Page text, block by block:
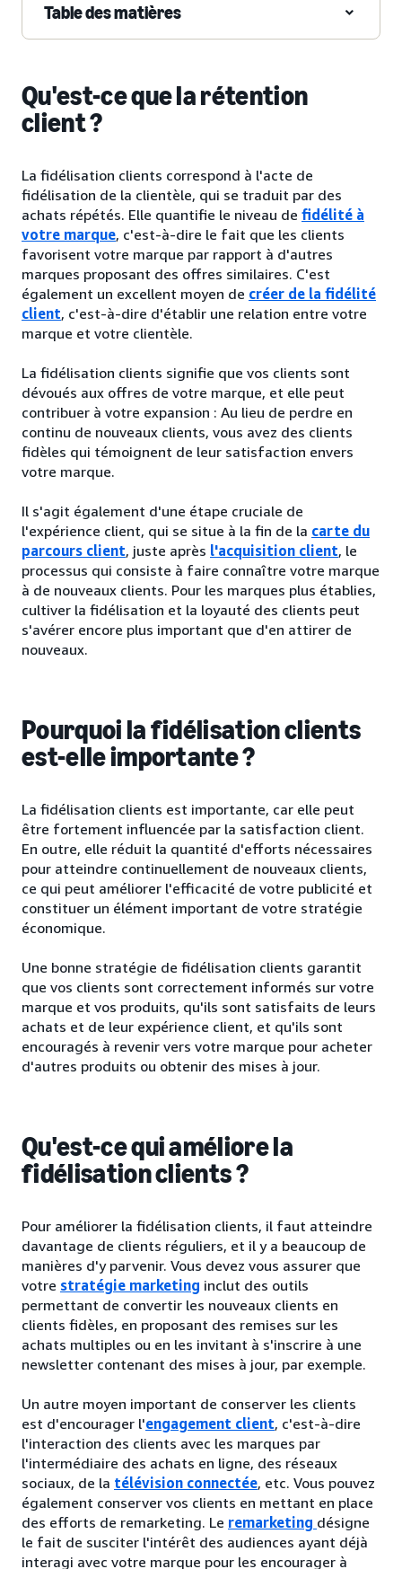
Table des matières
Qu'est-ce que la rétention
client ?
La fidélisation clients correspond à l'acte de
fidélisation de la clientèle, qui se traduit par des
achats répétés. Elle quantifie le niveau de fidélité à
votre marque, c'est-à-dire le fait que les clients
favorisent votre marque par rapport à d'autres
marques proposant des offres similaires. C'est
également un excellent moyen de créer de la fidélité
client, c'est-à-dire d'établir une relation entre votre
marque et votre clientèle.
La fidélisation clients signifie que vos clients sont
dévoués aux offres de votre marque, et elle peut
contribuer à votre expansion : Au lieu de perdre en
continu de nouveaux clients, vous avez des clients
fidèles qui témoignent de leur satisfaction envers
votre marque.
Il s'agit également d'une étape cruciale de
l'expérience client, qui se situe à la fin de la carte du
parcours client, juste après l'acquisition client, le
processus qui consiste à faire connaître votre marque
à de nouveaux clients. Pour les marques plus établies,
cultiver la fidélisation et la loyauté des clients peut
s'avérer encore plus important que d'en attirer de
nouveaux.
Pourquoi la fidélisation clients
est-elle importante ?
La fidélisation clients est importante, car elle peut
être fortement influencée par la satisfaction client.
En outre, elle réduit la quantité d'efforts nécessaires
pour atteindre continuellement de nouveaux clients,
ce qui peut améliorer l'efficacité de votre publicité et
constituer un élément important de votre stratégie
économique.
Une bonne stratégie de fidélisation clients garantit
que vos clients sont correctement informés sur votre
marque et vos produits, qu'ils sont satisfaits de leurs
achats et de leur expérience client, et qu'ils sont
encouragés à revenir vers votre marque pour acheter
d'autres produits ou obtenir des mises à jour.
Qu'est-ce qui améliore la
fidélisation clients ?
Pour améliorer la fidélisation clients, il faut atteindre
davantage de clients réguliers, et il y a beaucoup de
manières d'y parvenir. Vous devez vous assurer que
votre stratégie marketing inclut des outils
permettant de convertir les nouveaux clients en
clients fidèles, en proposant des remises sur les
achats multiples ou en les invitant à s'inscrire à une
newsletter contenant des mises à jour, par exemple.
Un autre moyen important de conserver les clients
est d'encourager l'engagement client, c'est-à-dire
l'interaction des clients avec les marques par
l'intermédiaire des achats en ligne, des réseaux
sociaux, de la télévision connectée, etc. Vous pouvez
également conserver vos clients en mettant en place
des efforts de remarketing. Le remarketing désigne
le fait de susciter l'intérêt des audiences ayant déjà
interagi avec votre marque pour les encourager à